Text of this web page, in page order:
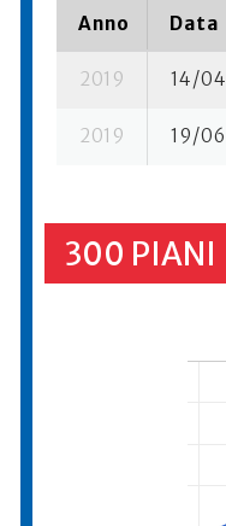
Anno Data
2019 14/04
2019 19/06
300 PIANI